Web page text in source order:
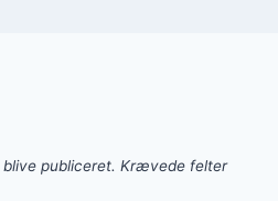
publiceret. Krævede felter